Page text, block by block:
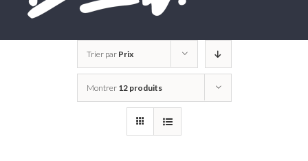
Trier par Prix
Montrer 12 produits